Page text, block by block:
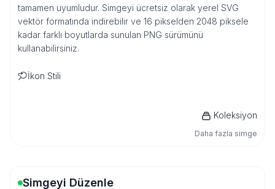
tamamen uyumludur. Simgeyi ücretsiz olarak yerel SVG
vektör formatında indirebilir ve 16 pikselden 2048 piksele
kadar farklı boyutlarda sunulan PNG sürümünü
kullanabilirsiniz.
İkon Stili
Koleksiyon
Daha fazla simge
Simgeyi Düzenle